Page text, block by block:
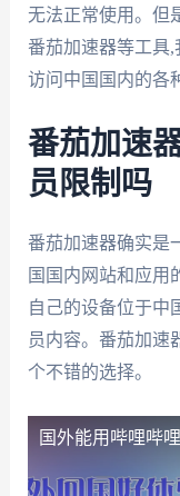
无法正常使用。但
番茄加速器等工具
访问中国国内的各
番茄加速
员限制吗
番茄加速器确实是
国国内网站和应用
自己的设备位于中
员内容。番茄加速
个不错的选择。
国外能用哔哩哔